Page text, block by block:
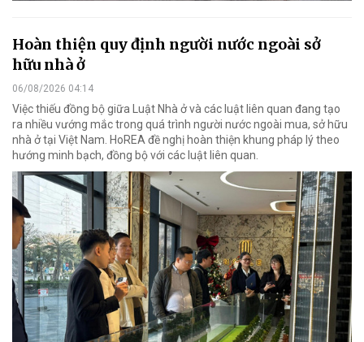
Hoàn thiện quy định người nước ngoài sở
hữu nhà ở
06/08/2026 04:14
Việc thiếu đồng bộ giữa Luật Nhà ở và các luật liên quan đang tạo
ra nhiều vướng mắc trong quá trình người nước ngoài mua, sở hữu
nhà ở tại Việt Nam. HoREA đề nghị hoàn thiện khung pháp lý theo
hướng minh bạch, đồng bộ với các luật liên quan.